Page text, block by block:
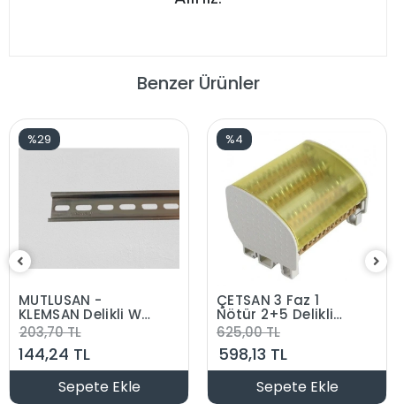
Benzer Ürünler
%29
MUTLUSAN -
KLEMSAN Delikli W-
otomat Pano Rayı
1m (35X7.5)
203,70 TL
144,24 TL
Sepete Ekle
%4
ÇETSAN 3 Faz 1
Nötür 2+5 Delikli
Faz Dağıtım Barası
625,00 TL
598,13 TL
Sepete Ekle